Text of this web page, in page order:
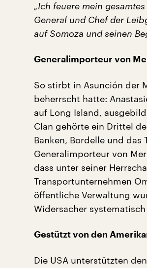
„Ich feuere mein
General und Chef der
auf Somoza und seinen
Generalimporteur von
So stirbt in Asunción der
beherrscht hatte:
auf Long Island,
Clan gehörte ein Drittel
Banken, Bordelle und
Generalimporteur von
dass unter seiner
Transportunternehmen
öffentliche Verwaltung
Widersacher
Gestützt von den
Die USA unterstützten